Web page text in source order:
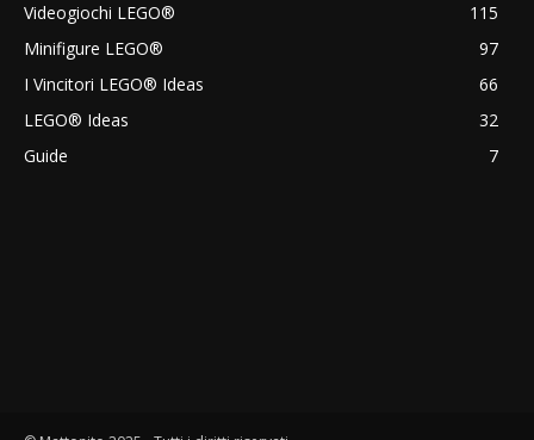
Videogiochi LEGO®
115
Minifigure LEGO®
97
I Vincitori LEGO® Ideas
66
LEGO® Ideas
32
Guide
7